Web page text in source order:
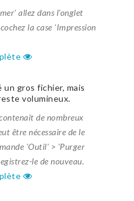
allez dans l'onglet
la case 'Impression
gros fichier, mais
volumineux.
de nombreux
être nécessaire de le
'Outil' > 'Purger
le de nouveau.